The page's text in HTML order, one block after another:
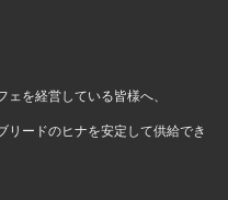
を経営している皆様へ、
リードのヒナを安定して供給でき